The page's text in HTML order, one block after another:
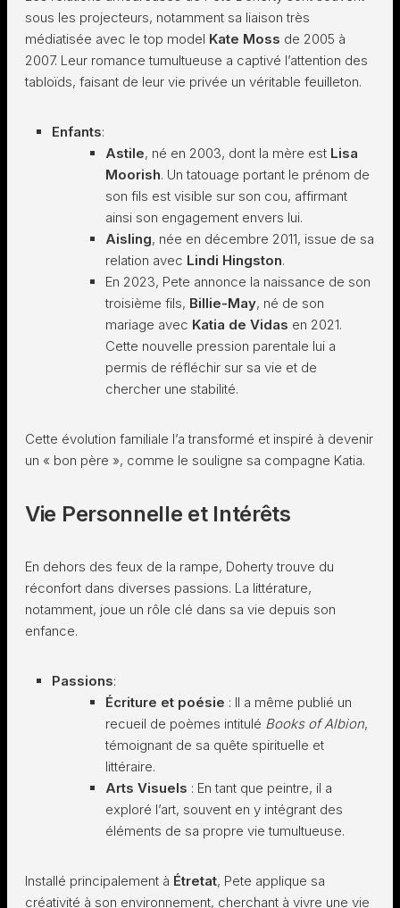
sous les projecteurs, notamment sa liaison très
médiatisée avec le top model Kate Moss de 2005 à
2007. Leur romance tumultueuse a captivé l’attention des
tabloïds, faisant de leur vie privée un véritable feuilleton.
Enfants:
Astile, né en 2003, dont la mère est Lisa
Moorish. Un tatouage portant le prénom de
son fils est visible sur son cou, affirmant
ainsi son engagement envers lui.
Aisling, née en décembre 2011, issue de sa
relation avec Lindi Hingston.
En 2023, Pete annonce la naissance de son
troisième fils, Billie-May, né de son
mariage avec Katia de Vidas en 2021.
Cette nouvelle pression parentale lui a
permis de réfléchir sur sa vie et de
chercher une stabilité.
Cette évolution familiale l’a transformé et inspiré à devenir
un « bon père », comme le souligne sa compagne Katia.
Vie Personnelle et Intérêts
En dehors des feux de la rampe, Doherty trouve du
réconfort dans diverses passions. La littérature,
notamment, joue un rôle clé dans sa vie depuis son
enfance.
Passions:
Écriture et poésie : Il a même publié un
recueil de poèmes intitulé Books of Albion,
témoignant de sa quête spirituelle et
littéraire.
Arts Visuels : En tant que peintre, il a
exploré l’art, souvent en y intégrant des
éléments de sa propre vie tumultueuse.
Installé principalement à Étretat, Pete applique sa
créativité à son environnement, cherchant à vivre une vie